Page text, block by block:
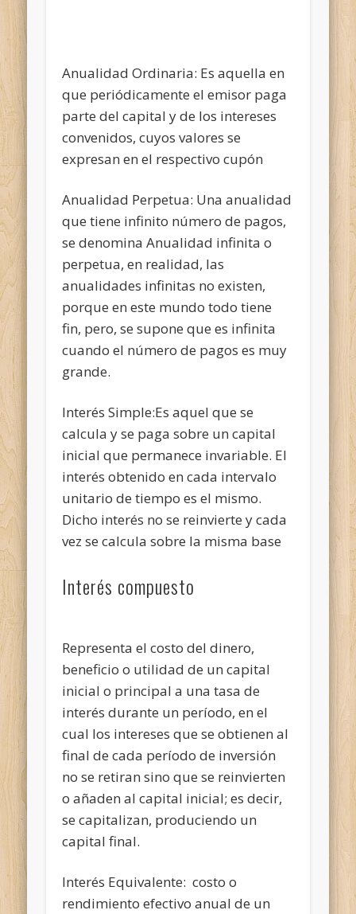
Anualidad Ordinaria: Es aquella en
que periódicamente el emisor paga
parte del capital y de los intereses
convenidos, cuyos valores se
expresan en el respectivo cupón
Anualidad Perpetua: Una anualidad
que tiene infinito número de pagos,
se denomina Anualidad infinita o
perpetua, en realidad, las
anualidades infinitas no existen,
porque en este mundo todo tiene
fin, pero, se supone que es infinita
cuando el número de pagos es muy
grande.
Interés Simple:Es aquel que se
calcula y se paga sobre un capital
inicial que permanece invariable. El
interés obtenido en cada intervalo
unitario de tiempo es el mismo.
Dicho interés no se reinvierte y cada
vez se calcula sobre la misma base
Interés compuesto
Representa el costo del dinero,
beneficio o utilidad de un capital
inicial o principal a una tasa de
interés durante un período, en el
cual los intereses que se obtienen al
final de cada período de inversión
no se retiran sino que se reinvierten
o añaden al capital inicial; es decir,
se capitalizan, produciendo un
capital final.
Interés Equivalente: costo o
rendimiento efectivo anual de un